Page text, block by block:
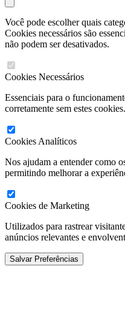
Você pode escolher quais
Cookies necessários são
não podem ser desativados.
Cookies Necessários
Essenciais para o
corretamente sem estes cookies.
Cookies Analíticos
Nos ajudam a entender como
permitindo melhorar a
Cookies de Marketing
Utilizados para rastrear
anúncios relevantes e
Salvar Preferências